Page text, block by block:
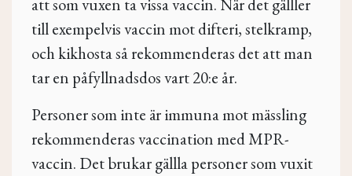
att som vuxen ta vissa vaccin. När det gälller
till exempelvis vaccin mot difteri, stelkramp,
och kikhosta så rekommenderas det att man
tar en påfyllnadsdos vart 20:e år.
Personer som inte är immuna mot mässling
rekommenderas vaccination med MPR-
vaccin. Det brukar gällla personer som vuxit